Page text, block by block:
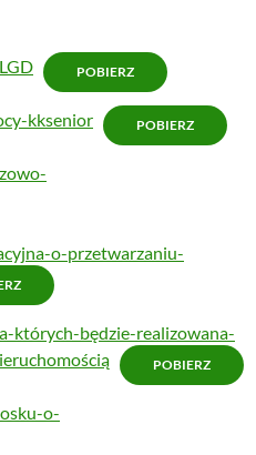
POBIERZ
kksenior POBIERZ
o-przetwarzaniu-
których-będzie-realizowana-
POBIERZ
o-